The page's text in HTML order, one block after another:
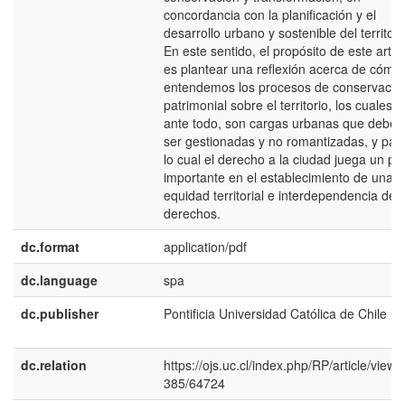
concordancia con la planificación y el
desarrollo urbano y sostenible del
En este sentido, el propósito de este
es plantear una reflexión acerca de cómo
entendemos los procesos de
patrimonial sobre el territorio, los cuales y
ante todo, son cargas urbanas que deben
ser gestionadas y no romantizadas, y
lo cual el derecho a la ciudad juega un
importante en el establecimiento de una
equidad territorial e interdependencia de
derechos.
dc.format
application/pdf
dc.language
spa
dc.publisher
Pontificia Universidad Católica de Chile
dc.relation
https://ojs.uc.cl/index.php/RP/article/view/
385/64724